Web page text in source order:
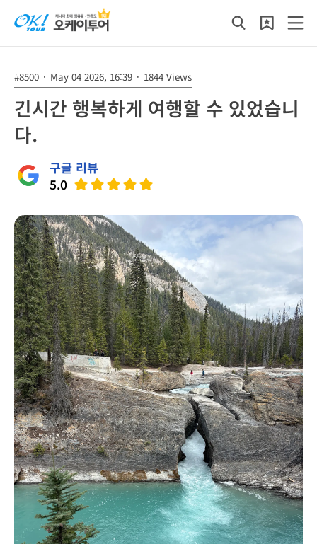
#8500 · May 04 2026, 16:39 · 1844 Views
긴시간 행복하게 여행할 수 있었습니
다.
구글 리뷰
5.0